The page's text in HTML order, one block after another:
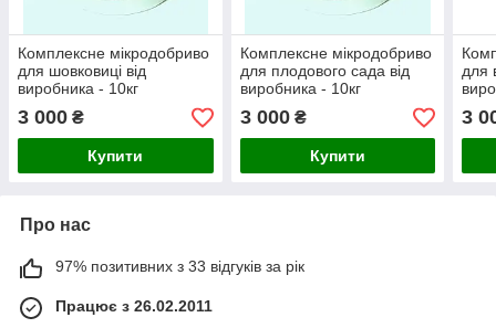
Комплексне мікродобриво
для шовковиці від
виробника - 10кг
3 000 ₴
Купити
Комплексне мікродобриво
для плодового сада від
виробника - 10кг
3 000₴
Купити
для
3
Про нас
97% позитивних з 33 відгуків за рік
Працює з 26.02.2011